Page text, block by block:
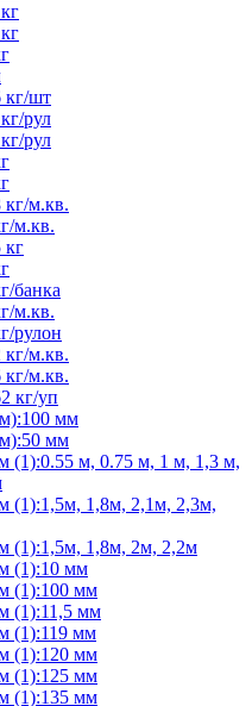
кг/шт
рул
рул
кг/м.кв.
м.кв.
кг
банка
м.кв.
рулон
кг/м.кв.
кг/м.кв.
кг/уп
мм
мм
(1):0.55 м, 0.75 м, 1 м, 1,3 м,
(1):1,5м, 1,8м, 2,1м, 2,3м,
(1):1,5м, 1,8м, 2м, 2,2м
(1):10 мм
(1):100 мм
(1):11,5 мм
(1):119 мм
(1):120 мм
(1):125 мм
(1):135 мм